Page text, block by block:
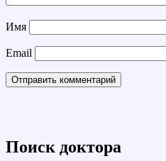
Имя
Email
Поиск доктора